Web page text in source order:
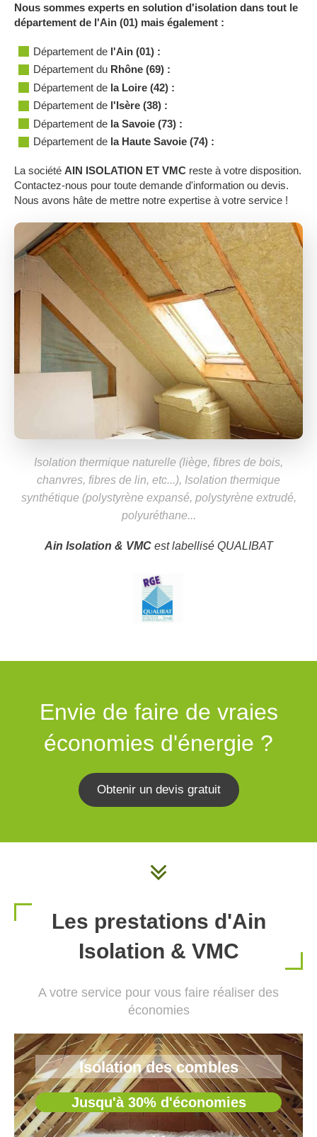
Nous sommes experts en solution d'isolation dans tout le
département de l'Ain (01) mais également :
Département de l'Ain (01) :
Département du Rhône (69) :
Département de la Loire (42) :
Département de l'Isère (38) :
Département de la Savoie (73) :
Département de la Haute Savoie (74) :
La société AIN ISOLATION ET VMC reste à votre disposition.
Contactez-nous pour toute demande d'information ou devis.
Nous avons hâte de mettre notre expertise à votre service !
Isolation thermique naturelle (liège, fibres de bois,
chanvres, fibres de lin, etc...), Isolation thermique
synthétique (polystyrène expansé, polystyrène extrudé,
polyuréthane...
Ain Isolation & VMCest labellisé QUALIBAT
Envie de faire de vraies
économies d'énergie ?
Obtenir un devis gratuit
Les prestations d'Ain
Isolation & VMC
A votre service pour vous faire réaliser des
économies
Isolation des combles
Jusqu'à 30% d'économies